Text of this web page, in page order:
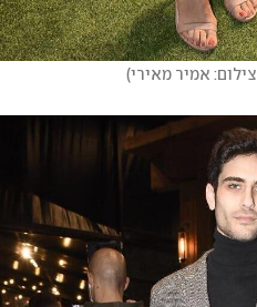
צילום: אמיר מאירי)